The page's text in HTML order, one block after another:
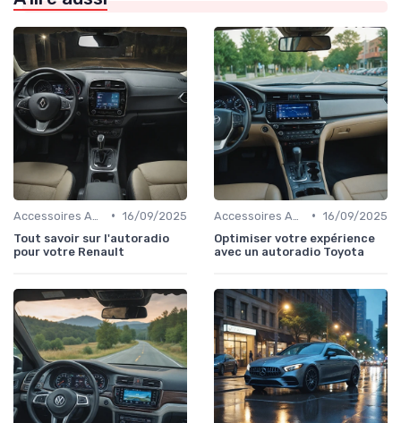
• 16/09/2025
Tout savoir sur l'autoradio
pour votre Renault
• 16/09/2025
Optimiser votre expérience
avec un autoradio Toyota